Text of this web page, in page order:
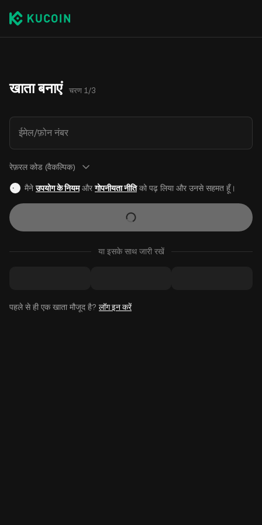
खाता बनाएं चरण 1/3
ईमेल/फ़ोन नंबर
रेफ़रल कोड (वैकल्पिक)
मैनेउपयोग के नियमऔरगोपनीयता नीतिको पढ़ लिया और उनसे सहमत हूँ।
या इसके साथ जारी रखें
पहले से ही एक खाता मौजूद है? लॉग इन करें